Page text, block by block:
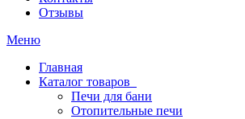
Отзывы
Меню
Главная
Каталог товаров
Печи для бани
Отопительные печи